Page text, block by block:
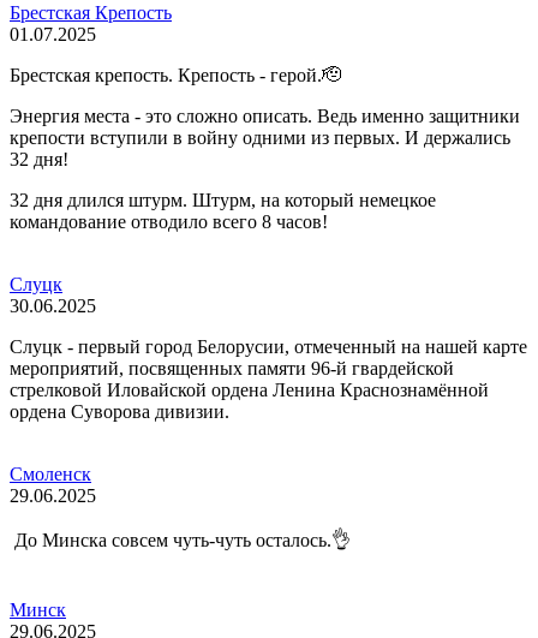
Брестская Крепость
01.07.2025
Брестская крепость. Крепость - герой.🫡
Энергия места - это сложно описать. Ведь именно защитники
крепости вступили в войну одними из первых. И держались
32 дня!
32 дня длился штурм. Штурм, на который немецкое
командование отводило всего 8 часов!
Слуцк
30.06.2025
Слуцк - первый город Белорусии, отмеченный на нашей карте
мероприятий, посвященных памяти 96-й гвардейской
стрелковой Иловайской ордена Ленина Краснознамённой
ордена Суворова дивизии.
Смоленск
29.06.2025
До Минска совсем чуть-чуть осталось.👌
Минск
29.06.2025